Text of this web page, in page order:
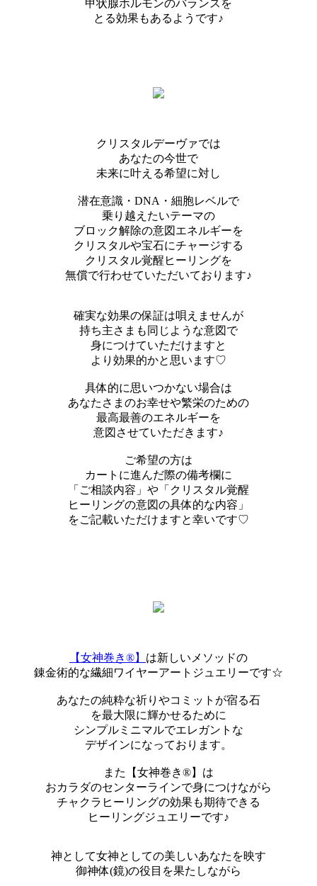
甲状腺ホルモンのバランスを
とる効果もあるようです♪
クリスタルデーヴァでは
あなたの今世で
未来に叶える希望に対し
潜在意識・DNA・細胞レベルで
乗り越えたいテーマの
ブロック解除の意図エネルギーを
クリスタルや宝石にチャージする
クリスタル覚醒ヒーリングを
無償で行わせていただいております♪
確実な効果の保証は唄えませんが
持ち主さまも同じような意図で
身につけていただけますと
より効果的かと思います♡
具体的に思いつかない場合は
あなたさまのお幸せや繁栄のための
最高最善のエネルギーを
意図させていただきます♪
ご希望の方は
カートに進んだ際の備考欄に
「ご相談内容」や「クリスタル覚醒
ヒーリングの意図の具体的な内容」
をご記載いただけますと幸いです♡
【女神巻き®】 は新しいメソッドの
錬金術的な繊細ワイヤーアートジュエリーです☆
あなたの純粋な祈りやコミットが宿る石
を最大限に輝かせるために
シンプルミニマルでエレガントな
デザインになっております。
また【女神巻き®】は
おカラダのセンターラインで身につけながら
チャクラヒーリングの効果も期待できる
ヒーリングジュエリーです♪
神として女神としての美しいあなたを映す
御神体(鏡)の役目を果たしながら